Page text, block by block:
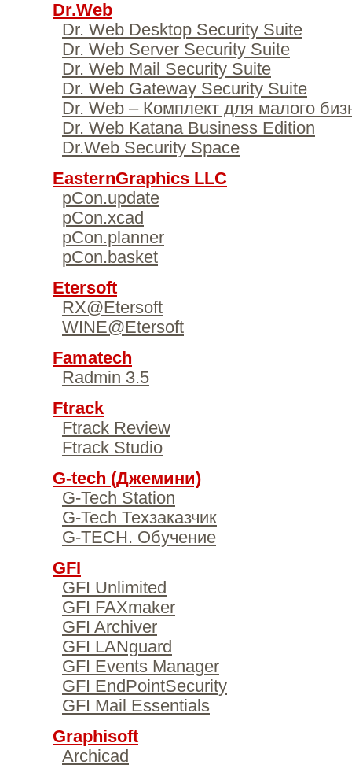
Dr.Web
Dr. Web Desktop Security Suite
Dr. Web Server Security Suite
Dr. Web Mail Security Suite
Dr. Web Gateway Security Suite
Dr. Web – Комплект для малого
Dr. Web Katana Business Edition
Dr.Web Security Space
EasternGraphics LLC
pCon.update
pCon.xcad
pCon.planner
pCon.basket
Etersoft
RX@Etersoft
WINE@Etersoft
Famatech
Radmin 3.5
Ftrack
Ftrack Review
Ftrack Studio
G-tech (Джемини)
G-Tech Station
G-Tech Техзаказчик
G-TECH. Обучение
GFI
GFI Unlimited
GFI FAXmaker
GFI Archiver
GFI LANguard
GFI Events Manager
GFI EndPointSecurity
GFI Mail Essentials
Graphisoft
Archicad